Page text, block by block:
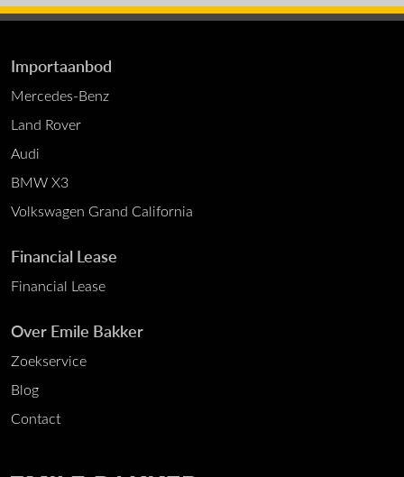
Importaanbod
Mercedes-Benz
Land Rover
Audi
BMW X3
Volkswagen Grand California
Financial Lease
Financial Lease
Over Emile Bakker
Zoekservice
Blog
Contact